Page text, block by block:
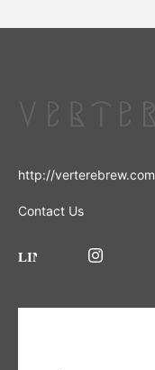
http://verterebrew.com
Contact Us